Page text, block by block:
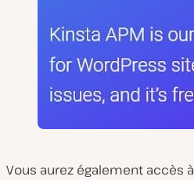
Vous aurez également accès à